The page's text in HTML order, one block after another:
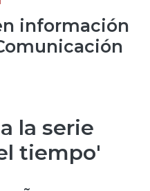
información
la serie
tiempo'